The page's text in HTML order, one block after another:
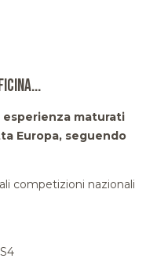
esperienza maturati
Europa, seguendo
competizioni nazionali